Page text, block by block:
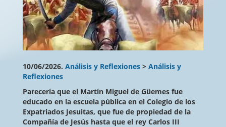
10/06/2026. Análisis y Reflexiones > Análisis y
Reflexiones
Parecería que el Martín Miguel de Güemes fue
educado en la escuela pública en el Colegio de los
Expatriados Jesuitas, que fue de propiedad de la
Compañía de Jesús hasta que el rey Carlos III